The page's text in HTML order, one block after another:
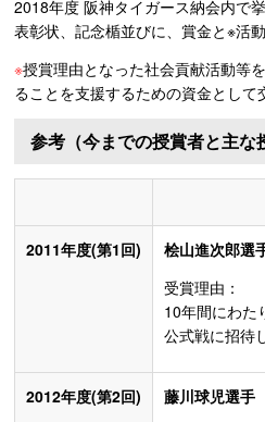
2018年度 阪神タイガース納会内で挙
表彰状、記念楯並びに、賞金と※活
※授賞理由となった社会貢献活動等
ることを支援するための資金として
参考（今までの授賞者と主な
2011年度(第1回)
桧山進次郎選
受賞理由：
10年間にわた
公式戦に招待
2012年度(第2回)
藤川球児選手